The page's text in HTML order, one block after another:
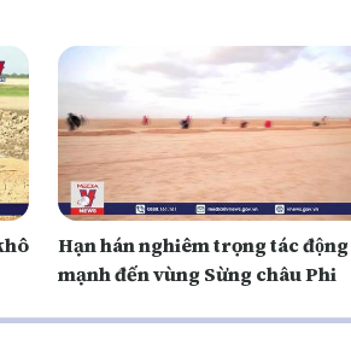
Hạn hán nghiêm trọng tác động
mạnh đến vùng Sừng châu Phi